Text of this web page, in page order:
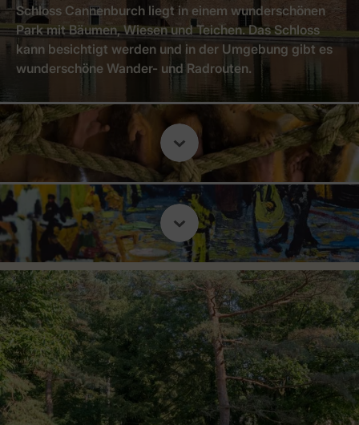
Schloss Cannenburch liegt in einem wunderschönen
Park mit Bäumen, Wiesen und Teichen. Das Schloss
kann besichtigt werden und in der Umgebung gibt es
wunderschöne Wander- und Radrouten.